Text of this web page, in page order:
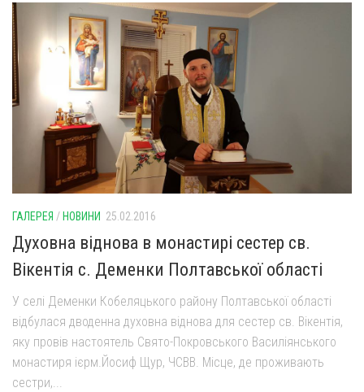
ГАЛЕРЕЯ / НОВИНИ 25.02.2016
Духовна віднова в монастирі сестер св.
Вікентія с. Деменки Полтавської області
У селі Деменки Кобеляцького району Полтавської області
відбулася дводенна духовна віднова для сестер св. Вікентія,
яку провів настоятель Свято-Покровського Василіянського
монастиря ієрм.Йосиф Щур, ЧСВВ. Місце, де проживають
сестри,...